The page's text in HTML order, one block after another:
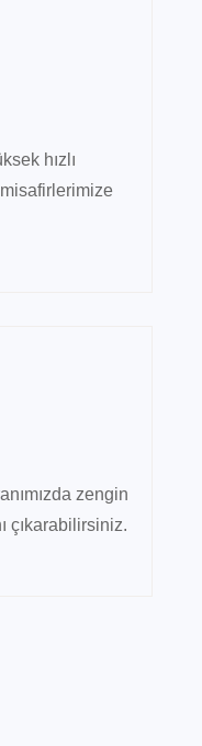
hızlı
zengin
çıkarabilirsiniz.